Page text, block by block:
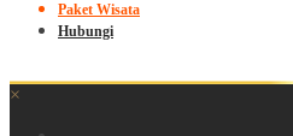
Paket Wisata
Hubungi
×